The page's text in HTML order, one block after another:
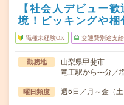
【社会人デビュー
境！ピッキングや梱
職種未経験OK 交通費別途支給
勤務地
山梨県甲斐市
竜王駅から---分／
曜日頻度 週5日／月～金（土